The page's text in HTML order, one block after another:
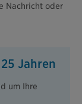
Nachricht oder
Jahren
um Ihre